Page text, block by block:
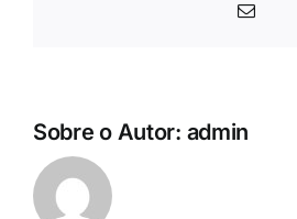
E-
Sobre o Autor: admin